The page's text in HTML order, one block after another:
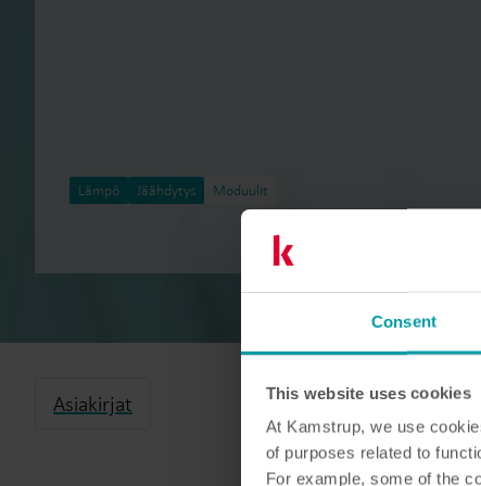
Consent
This website uses cookies
At Kamstrup, we use
of purposes related to
For example, some of the
Lämpö Jäähdytys Moduulit
Asiakirjat